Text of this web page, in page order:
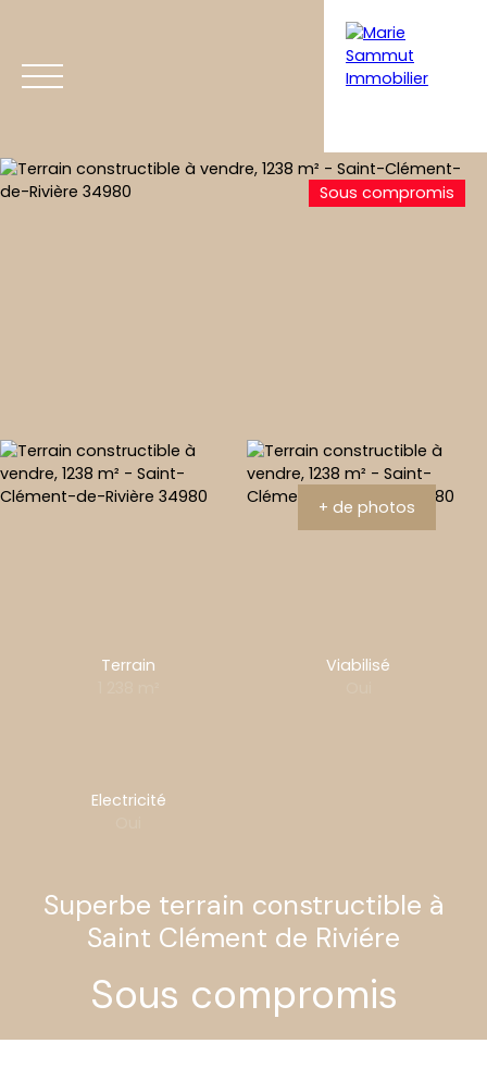
Sous compromis
+ de photos
Terrain
Viabilisé
Electricité
Superbe terrain constructible à
Saint Clément de Riviére
Sous compromis